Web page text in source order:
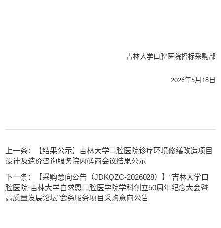
吉林大学口腔医院招标采购部
2026年5月 18日
上一条：【结果公示】吉林大学口腔医院诊疗环境修缮改造项目
设计及造价咨询服务院内磋商会议结果公示
下一条：【采购意向公告（JDKQZC-2026028）】“吉林大学口
腔医院·吉林大学白求恩口腔医学院学科创立50周年纪念大会暨
高质量发展论坛”会务服务项目采购意向公告